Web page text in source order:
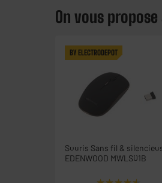
On vous propose
BY ELECTRODEPOT
Souris Sans fil &
EDENWOOD MWLS01B